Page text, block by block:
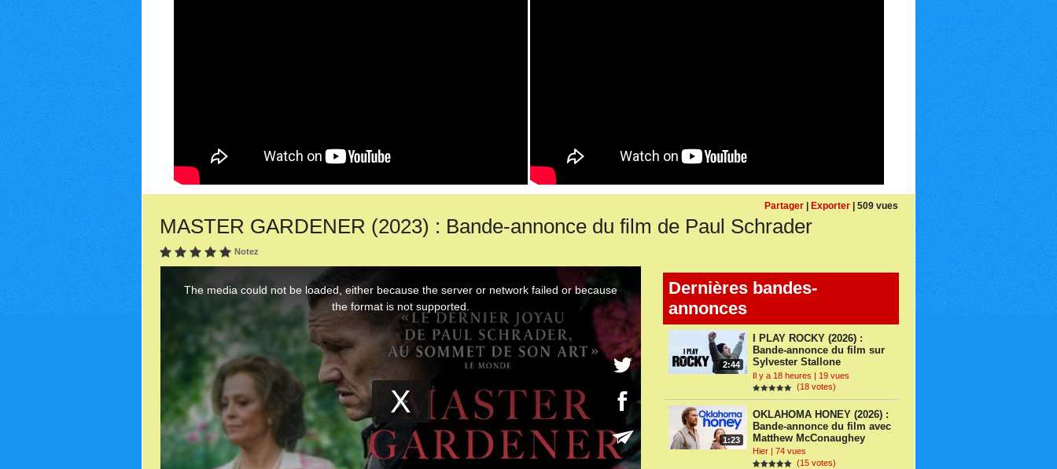
Partager | Exporter | 509 vues
MASTER GARDENER (2023) : Bande-annonce du film de Paul Schrader
Notez
Dernières bandes-
annonces
2:44
I PLAY ROCKY (2026) :
Bande-annonce du film sur
Sylvester Stallone
Il y a 18 heures | 19 vues
(18 votes)
1:23
OKLAHOMA HONEY (2026) :
Bande-annonce du film avec
Matthew McConaughey
Hier | 74 vues
(15 votes)